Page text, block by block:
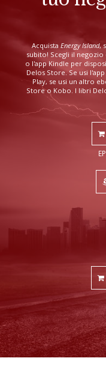
Acquista Energy Island,
subito! Scegli il negozio
o l'app Kindle per
Delos Store. Se usi
Play, se usi un altro
Store o Kobo. I libri